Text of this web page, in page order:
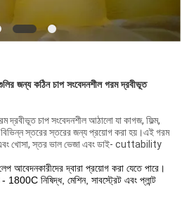
জন্য কঠিন চাপ সংবেদনশীল গরম দ্রবীভূত
দ্রবীভূত চাপ সংবেদনশীল আঠালো যা কাগজ, ফিল্ম,
বিভিন্ন স্তরের স্তরের জন্য প্রয়োগ করা হয়।এই গরম
এবং খোসা, স্তর ভাল ভেজা এবং ডাই- cuttability
আবেদনকারীদের দ্বারা প্রয়োগ করা যেতে পারে।
নিষিদ্ধ, মেশিন, সাবস্ট্রেট এবং প্লান্ট